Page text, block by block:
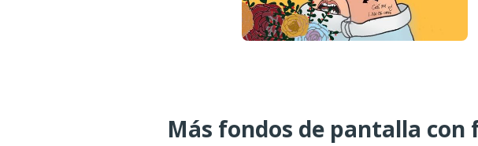
Más fondos de pantalla con